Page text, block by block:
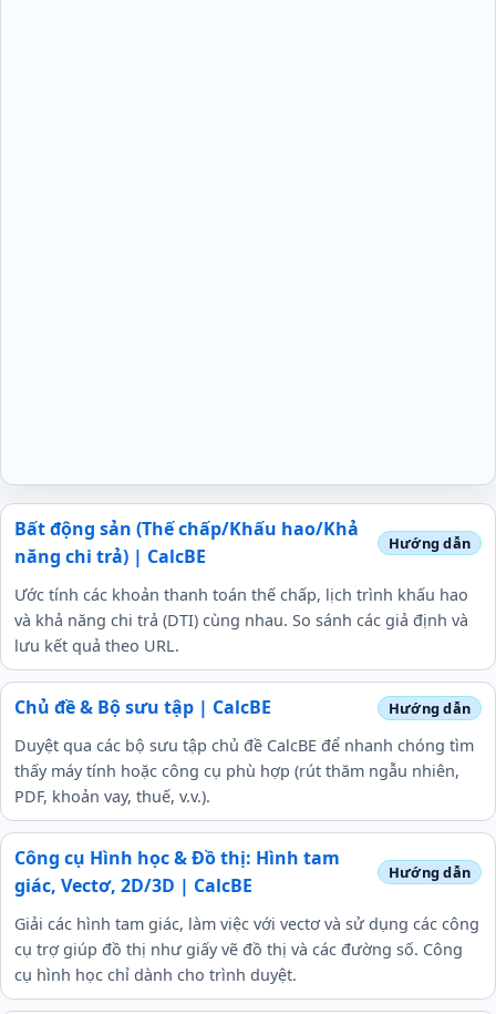
Bất động sản (Thế chấp/Khấu hao/Khả
năng chi trả) | CalcBE
Ước tính các khoản thanh toán thế chấp, lịch trình khấu hao
và khả năng chi trả (DTI) cùng nhau. So sánh các giả định và
lưu kết quả theo URL.
Chủ đề & Bộ sưu tập | CalcBE
Duyệt qua các bộ sưu tập chủ đề CalcBE để nhanh chóng tìm
thấy máy tính hoặc công cụ phù hợp (rút thăm ngẫu nhiên,
PDF, khoản vay, thuế, v.v.).
Công cụ Hình học & Đồ thị: Hình tam
giác, Vectơ, 2D/3D | CalcBE
Giải các hình tam giác, làm việc với vectơ và sử dụng các công
cụ trợ giúp đồ thị như giấy vẽ đồ thị và các đường số. Công
cụ hình học chỉ dành cho trình duyệt.